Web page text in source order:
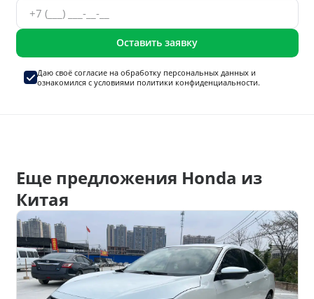
Оставить заявку
Даю своё согласие на обработку персональных данныхи
ознакомился с условиями политики конфиденциальности.
Еще предложения Honda из
Китая